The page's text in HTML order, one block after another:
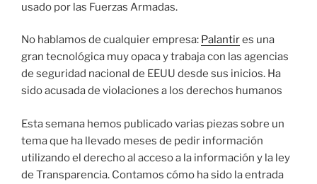
usado por las Fuerzas Armadas.
No hablamos de cualquier empresa: Palantires una
gran tecnológica muy opaca y trabaja con las agencias
de seguridad nacional de EEUU desde sus inicios. Ha
sido acusada de violaciones a los derechos humanos
Esta semana hemos publicado varias piezas sobre un
tema que ha llevado meses de pedir información
utilizando el derecho al acceso a la información y la ley
de Transparencia. Contamos cómo ha sido la entrada